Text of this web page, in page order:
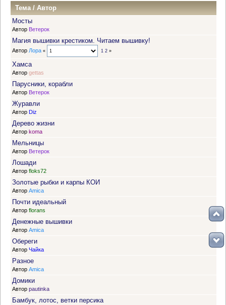
Тема/Автор
Мосты
Автор Ветерок
Магия вышивки крестиком. Читаем вышивку!
Автор Лора « 1 2»
Хамса
Автор gettas
Парусники, корабли
Автор Ветерок
Журавли
Автор Diz
Дерево жизни
Автор koma
Мельницы
Автор Ветерок
Лошади
Автор floks72
Золотые рыбки и карпы КОИ
Автор Amica
Почти идеальный
Автор florans
Денежные вышивки
Автор Amica
Обереги
Автор Чайка
Разное
Автор Amica
Домики
Автор pautinka
Бамбук, лотос, ветки персика